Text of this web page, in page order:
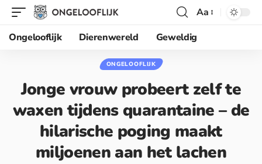
Aa
Ongelooflijk
Dierenwereld Geweldig
ONGELOOFLIJK
Jonge vrouw probeert zelf te
waxen tijdens quarantaine – de
hilarische poging maakt
miljoenen aan het lachen